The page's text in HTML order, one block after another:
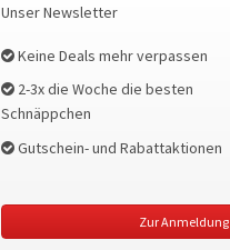
Unser Newsletter
Keine Deals mehr verpassen
2-3x die Woche die besten
Schnäppchen
Gutschein- und Rabattaktionen
Zur Anmeldung